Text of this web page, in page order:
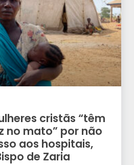
cristãs “têm
no mato” por não
aos hospitais,
de Zaria